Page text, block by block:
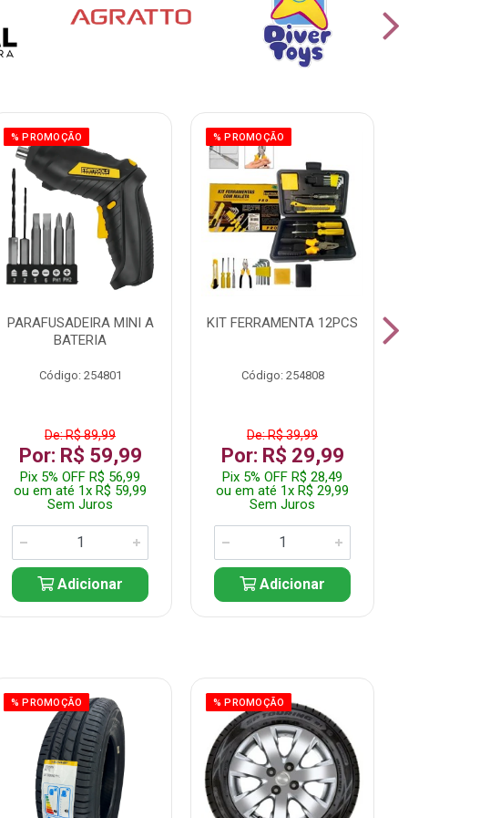
% PROMOÇÃO
PARAFUSADEIRA MINI A
BATERIA
Código: 254801
De: R$ 89,99
Por: R$ 59,99
Pix 5% OFF R$ 56,99
ou em até 1x R$ 59,99
Sem Juros
Adicionar
% PROMOÇÃO
KIT FERRAMENTA 12PCS
Código: 254808
De: R$ 39,99
Por: R$ 29,99
Pix 5% OFF R$ 28,49
ou em até 1x R$ 29,99
Sem Juros
Adicionar
% PROMOÇÃO % PROMOÇÃO